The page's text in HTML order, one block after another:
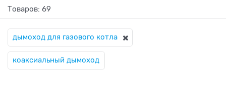
Товаров: 69
дымоход для газового котла
коаксиальный дымоход